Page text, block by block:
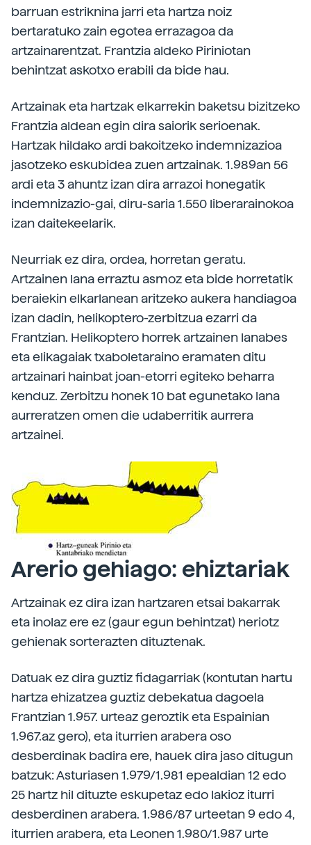
barruan estriknina jarri eta hartza noiz
bertaratuko zain egotea errazagoa da
artzainarentzat. Frantzia aldeko Piriniotan
behintzat askotxo erabili da bide hau.
Artzainak eta hartzak elkarrekin baketsu bizitzeko
Frantzia aldean egin dira saiorik serioenak.
Hartzak hildako ardi bakoitzeko indemnizazioa
jasotzeko eskubidea zuen artzainak. 1.989an 56
ardi eta 3 ahuntz izan dira arrazoi honegatik
indemnizazio-gai, diru-saria 1.550 liberarainokoa
izan daitekeelarik.
Neurriak ez dira, ordea, horretan geratu.
Artzainen lana erraztu asmoz eta bide horretatik
beraiekin elkarlanean aritzeko aukera handiagoa
izan dadin, helikoptero-zerbitzua ezarri da
Frantzian. Helikoptero horrek artzainen lanabes
eta elikagaiak txaboletaraino eramaten ditu
artzainari hainbat joan-etorri egiteko beharra
kenduz. Zerbitzu honek 10 bat egunetako lana
aurreratzen omen die udaberritik aurrera
artzainei.
Arerio gehiago: ehiztariak
Artzainak ez dira izan hartzaren etsai bakarrak
eta inolaz ere ez (gaur egun behintzat) heriotz
gehienak sorterazten dituztenak.
Datuak ez dira guztiz fidagarriak (kontutan hartu
hartza ehizatzea guztiz debekatua dagoela
Frantzian 1.957. urteaz geroztik eta Espainian
1.967.az gero), eta iturrien arabera oso
desberdinak badira ere, hauek dira jaso ditugun
batzuk: Asturiasen 1.979/1.981 epealdian 12 edo
25 hartz hil dituzte eskupetaz edo lakioz iturri
desberdinen arabera. 1.986/87 urteetan 9 edo 4,
iturrien arabera, eta Leonen 1.980/1.987 urte